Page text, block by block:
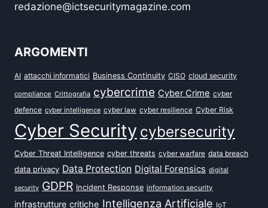
redazione@ictsecuritymagazine.com
ARGOMENTI
AI attacchi informatici Business Continuity CISO cloud security
compliance Crittografia cybercrime Cyber Crime cyber
defence cyber intelligence cyber law cyber resilience Cyber Risk
Cyber Security cybersecurity
Cyber Threat Intelligence cyber threats cyber warfare data breach
data privacy Data Protection Digital Forensics digital
security GDPR Incident Response information security
infrastrutture critiche Intelligenza Artificiale IoT